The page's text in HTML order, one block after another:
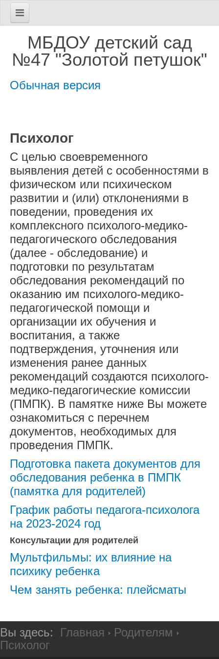
МБДОУ детский сад
№47 "Золотой петушок"
Обычная версия
Сведения об МБДОУ
Образование
Образовательные стандарты
Руководство
Педагогический состав
Материально-техническое
обеспечение. Доступная среда
Платные образовательные услуги
Финансово-хозяйственная
деятельность
Вакантные места
Стипендии и меры поддержки
обучающихся
Международное сотрудничество
Организация питания
Родителям
Зачисление и отчисление
Наши правила
Оплата за детский сад
Обучение детей с ОВЗ
Консультативный пункт
Логопункт
Советы медика
Информационная безопасность
Психолог
График комплектования
Бесплатные кружки
Психолог
С целью своевременного
выявления детей с особенностями в
физическом или психическом
развитии и (или) отклонениями в
поведении, проведения их
комплексного психолого-медико-
педагогического обследования
(далее - обследование) и
подготовки по результатам
обследования рекомендаций по
оказанию им психолого-медико-
педагогической помощи и
организации их обучения и
воспитания, а также
подтверждения, уточнения или
изменения ранее данных
рекомендаций создаются психолого-
медико-педагогические комиссии
(ПМПК). В памятке ниже Вы можете
ознакомиться с перечнем
документов, необходимых для
проведения ПМПК.
Подготовка пакета документов для
обследования ребенка в ПМПК
(памятка для родителей)
График работы педагога-психолога
на 2023-2024 год
Консультации для родителей
Мультфильмы: их влияние на
психику ребенка
Чем занять ребенка: плейсматы
Вы здесь: Главная
Родителям
Психолог